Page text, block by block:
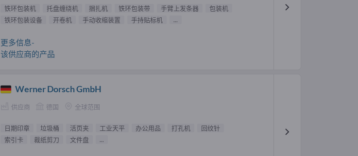
铁环包装机 托盘缠绕机 捆扎机 铁环包装带 手臂上发条器
包装机
铁环包装设备
开卷机 手动收缩装置 手持贴标机 ...
更多信息-
该供应商的产品
Werner Dorsch GmbH
供应商 德国 全球范围
日期印章 垃圾桶 活页夹 工业天平 办公用品 打孔机
回纹针
索引卡
裁纸剪刀 文件盘 ...